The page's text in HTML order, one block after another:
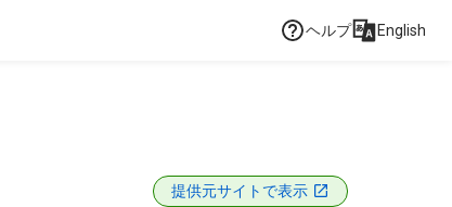
ヘルプ English
提供元サイトで表示